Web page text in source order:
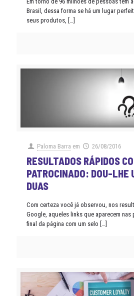
Brasil, dessa forma se há um lugar
seus produtos, […]
Paloma Barra em 26/08/2016
RESULTADOS RÁPIDOS
PATROCINADO: DOU-LHE
DUAS
Com certeza você já observou, nos
Google, aqueles links que aparecem nas
final da página com um selo […]